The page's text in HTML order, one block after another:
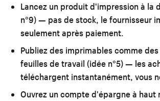
Lancez un produit d'impression à la
n°9) — pas de stock, le fournisseur
seulement après paiement.
Publiez des imprimablescomme
feuilles de travail (idée n°5) — les
téléchargent instantanément, vous
Ouvrez un compte d'épargne à haut